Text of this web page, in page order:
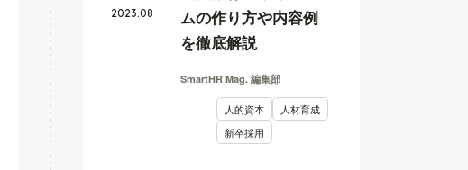
ムの作り方や内容例
を徹底解説
SmartHR Mag. 編集部
人的資本
人材育成
新卒採用
2023.08